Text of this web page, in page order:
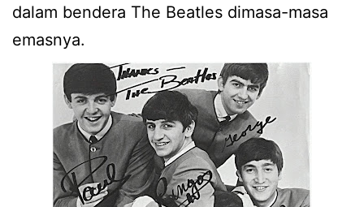
dalam bendera The Beatles dimasa-masa
emasnya.